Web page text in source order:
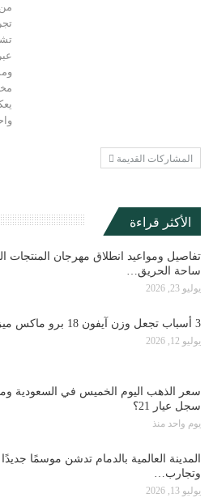
المشاركات القديمة
الأكثر قراءة
تفاصيل ومواعيد انطلاق مهرجان المنتجات
ساحة الحريق…
يوليو 23, 2026
3 أسباب تجعل وزن آيفون 18 برو ماكس ميزة لا عيبًا
يوليو 12, 2026
سعر الذهب اليوم الخميس في السعودية
سجل عيار 21؟
يوم واحد منذ
وتجارب…
يوليو 13, 2026